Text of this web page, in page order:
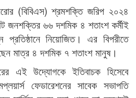
(বিবিএস) শ্রমশক্তি জরিপ ২০২৪
জনশক্তির ৬৬ দশমিক ৪ শতাংশ কর্মীই
প্রতিষ্ঠানে নিয়োজিত। এর বিপরীতে
মাত্র ৪ দশমিক ৭ শতাংশ মানুষ।
এই উদ্যোগকে ইতিবাচক হিসেবে
ফেডারেশনের সাবেক সভাপতি